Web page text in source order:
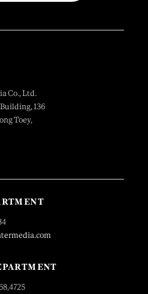
Co., Ltd.
136
Toey,